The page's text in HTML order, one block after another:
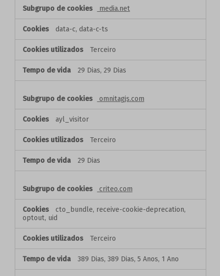
media.net
data-c, data-c-ts
Terceiro
29 Dias, 29 Dias
omnitagjs.com
ayl_visitor
Terceiro
29 Dias
criteo.com
cto_bundle, receive-cookie-deprecation,
optout, uid
Terceiro
389 Dias, 389 Dias, 5 Anos, 1 Ano